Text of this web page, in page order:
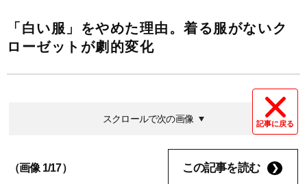
「白い服」をやめた理由。着る服がないク
ローゼットが劇的変化
記事に戻る
スクロールで次の画像
（画像 1/17） この記事を読む